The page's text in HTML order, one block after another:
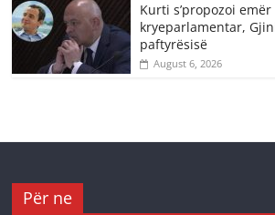
Kurti s’propozoi
kryeparlamentar,
paftyrësisë
August 6, 2026
Për ne